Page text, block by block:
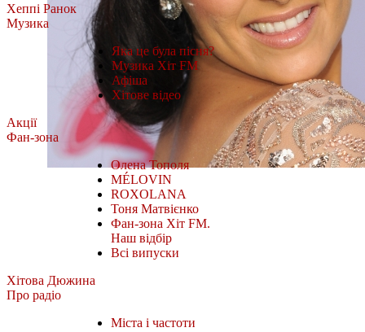
Хеппі Ранок
Музика
Яка це була пісня?
Музика Хіт FM
Афіша
Хітове відео
Акції
Фан-зона
Олена Тополя
MÉLOVIN
ROXOLANA
Тоня Матвієнко
Фан-зона Хіт FM.
Наш відбір
Всі випуски
Хітова Дюжина
Про радіо
Міста і частоти